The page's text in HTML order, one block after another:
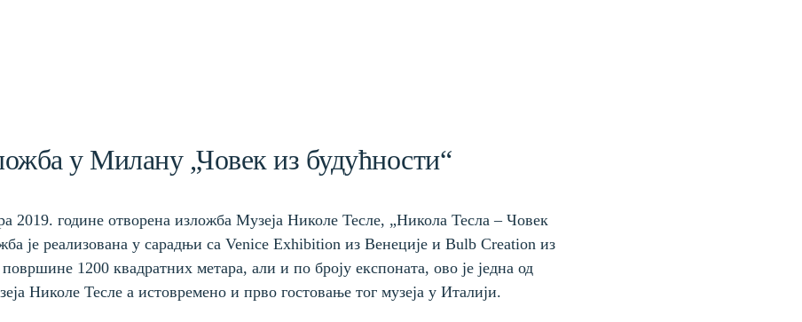
у Милану „Човек из будућности“
2019. године отворена изложба Музеја Николе Тесле, „Никола Тесла – Човек
је реализована у сарадњи са Venice Exhibition из Венеције и Bulb Creation из
1200 квадратних метара, али и по броју експоната, ово је једна од
Николе Тесле а истовремено и прво гостовање тог музеја у Италији.